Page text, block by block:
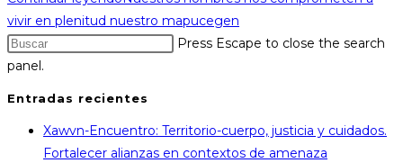
vivir en plenitud nuestro mapucegen
Press Escape to close the search
panel.
Entradas recientes
Xawvn-Encuentro: Territorio-cuerpo, justicia y cuidados.
Fortalecer alianzas en contextos de amenaza